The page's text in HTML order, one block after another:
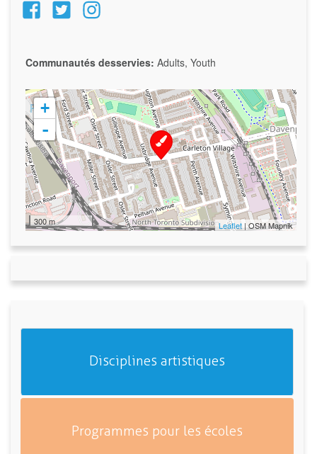
Communautés desservies: Adults, Youth
+
-
300 m Leaflet | OSM Mapnik
Disciplines artistiques
Programmes pour les écoles